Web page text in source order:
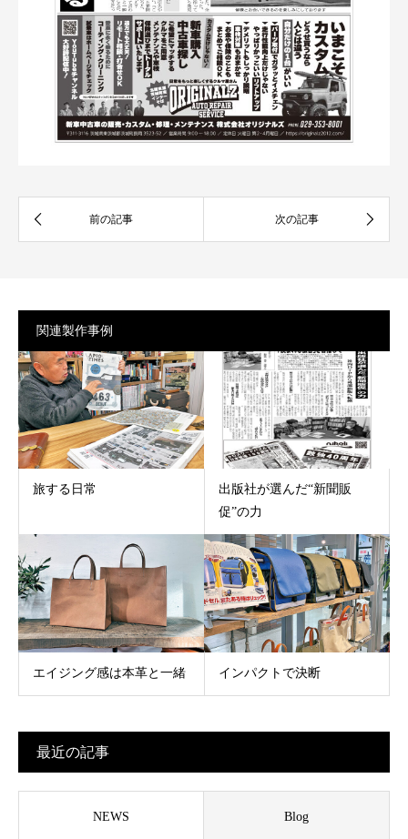
関連製作事例
旅する日常
出版社が選んだ“新聞販
促”の力
エイジング感は本革と一緒 インパクトで決断
最近の記事
NEWS Blog